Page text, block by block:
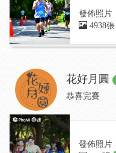
發佈照片
4938張
花好月圓
恭喜完賽
發佈照片